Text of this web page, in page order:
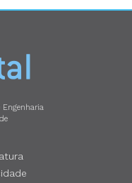
Engenharia